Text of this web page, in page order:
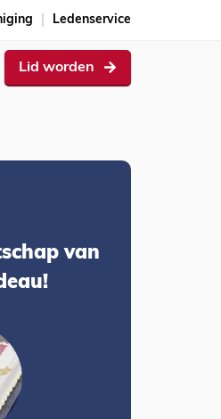
Ledenservice
Lid worden
van